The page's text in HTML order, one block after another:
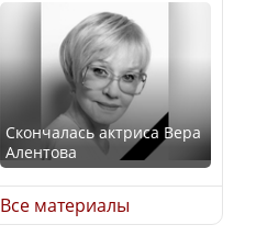
Скончалась актриса Вера
Алентова
Все материалы